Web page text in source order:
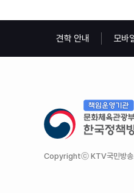
견학 안내 모바
Copyrightⓒ KTV국민방